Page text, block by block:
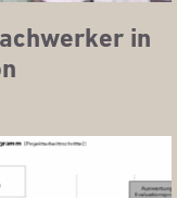
in